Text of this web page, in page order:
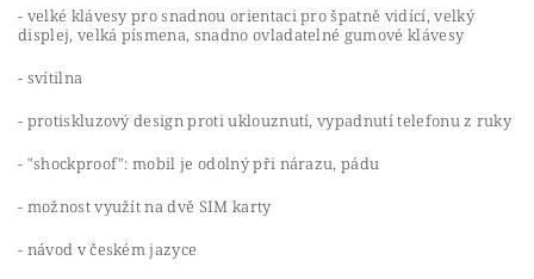
- velké klávesy pro snadnou orientaci pro špatně vidící, velký
displej, velká písmena, snadno ovladatelné gumové klávesy
- svítilna
- protiskluzový design proti uklouznutí, vypadnutí telefonu z ruky
- "shockproof": mobil je odolný při nárazu, pádu
- možnost využít na dvě SIM karty
- návod v českém jazyce